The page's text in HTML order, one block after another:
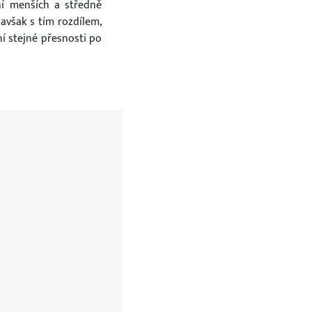
menších a středně
s tím rozdílem,
stejné přesnosti po